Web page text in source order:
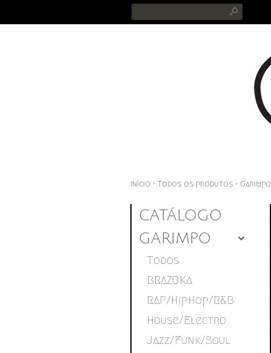
s
Início › Todos os produtos › Garimpo
CATÁLOGO
GARIMPO
4
Todos
BRAZUKA
RAP/HipHop/R&B
House/Electro
Jazz/Funk/Soul